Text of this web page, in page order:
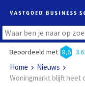
Beoordeeld met 8,6
Home
Nieuws
Woningmarkt blijft heet